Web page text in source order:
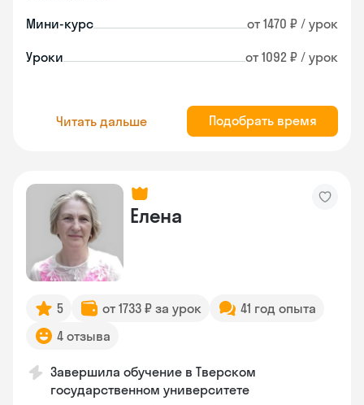
Мини-курс от 1470 ₽ / урок
Уроки от 1092 ₽ / урок
Читать дальше Подобрать время
Елена
5 от 1733 ₽ за урок
41 год опыта
4 отзыва
Завершила обучение в Тверском
государственном университете